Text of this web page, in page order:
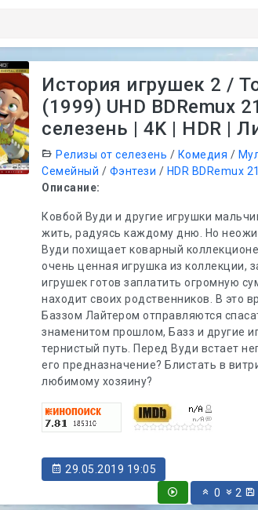
История игрушек 2 /
(1999) UHD BDRemux
селезень | 4K | HDR |
Релизы от селезень / Комедия /
Семейный / Фэнтези / HDR BDRemux
Описание:
Ковбой Вуди и другие игрушки
жить, радуясь каждому дню. Но
Вуди похищает коварный
очень ценная игрушка из коллекции,
игрушек готов заплатить огромную
находит своих родственников. В это
Баззом Лайтером отправляются
знаменитом прошлом, Базз и другие
тернистый путь. Перед Вуди встает
его предназначение? Блистать в
любимому хозяину?
29.05.2019 19:05
0
2